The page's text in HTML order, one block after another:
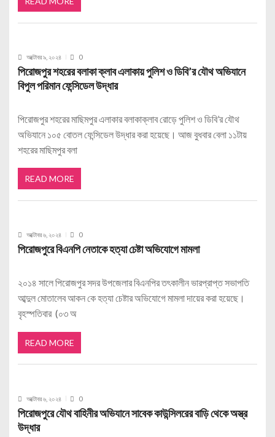
অক্টোবর ৯, ২০২৪ 0
পিরোজপুর শহরের বলাকা ক্লাব এলাকায় পুলিশ ও ডিবি’র যৌথ অভিযানে
বিপুল পরিমান ফেন্সিডেল উদ্ধার
পিরোজপুর শহরের মাছিমপুর এলাকার বলাকাক্লাব রোড়ে পুলিশ ও ডিবি’র যৌথ
অভিযানে ১০৫ বোতল ফেন্সিডেল উদ্ধার করা হয়েছে। আজ বুধবার বেলা ১১টায়
শহরের মাছিমপুর বলা
READ MORE
অক্টোবর ৬, ২০২৪ 0
পিরোজপুরে বিএনপি নেতাকে হত্যা চেষ্টা অভিযোগে মামলা
২০১৪ সালে পিরোজপুর সদর উপজেলার বিএনপির তৎকালীন ভারপ্রাপ্ত সভাপতি
আব্দুল মোতালেব আকন কে হত্যা চেষ্টার অভিযোগে মামলা দায়ের করা হয়েছে।
বৃহস্পতিবার (০৩ অ
READ MORE
অক্টোবর ৬, ২০২৪ 0
পিরোজপুরে যৌথ বাহিনীর অভিযানে সাবেক কাউন্সিলরের বাড়ি থেকে অস্ত্র
উদ্ধার